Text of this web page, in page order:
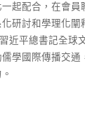
起配合，在會員
研討和學理化闡
近平總書記全球
儒學國際傳播交通